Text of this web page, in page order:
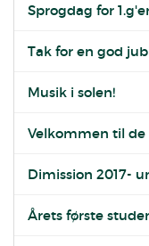
Sprogdag for
Tak for en god
Musik i solen!
Velkommen til de
Dimission 2017-
Årets første